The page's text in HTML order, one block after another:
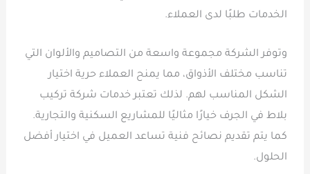
الخدمات طلبًا لدى العملاء.
وتوفر الشركة مجموعة واسعة من التصاميم والألوان التي
تناسب مختلف الأذواق، مما يمنح العملاء حرية اختيار
الشكل المناسب لهم. لذلك تعتبر خدمات شركة تركيب
بلاط في الجرف خيارًا مثاليًا للمشاريع السكنية والتجارية.
كما يتم تقديم نصائح فنية تساعد العميل في اختيار أفضل
الحلول.